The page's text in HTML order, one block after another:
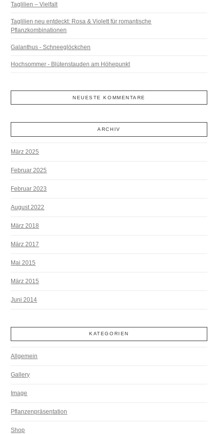
Taglilien – Vielfalt
Taglilien neu entdeckt: Rosa & Violett für romantische
Pflanzkombinationen
Galanthus - Schneeglöckchen
Hochsommer - Blütenstauden am Höhepunkt
NEUESTE KOMMENTARE
ARCHIV
März 2025
Februar 2025
Februar 2023
August 2022
März 2018
März 2017
Mai 2015
März 2015
Juni 2014
KATEGORIEN
Allgemein
Gallery
Image
Pflanzenpräsentation
Shop